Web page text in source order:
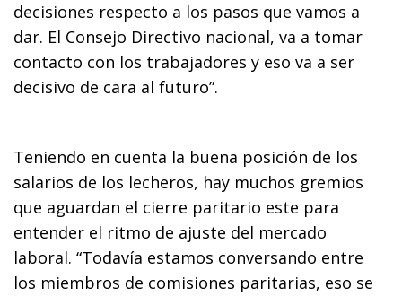
decisiones respecto a los pasos que vamos a
dar. El Consejo Directivo nacional, va a tomar
contacto con los trabajadores y eso va a ser
decisivo de cara al futuro”.
Teniendo en cuenta la buena posición de los
salarios de los lecheros, hay muchos gremios
que aguardan el cierre paritario este para
entender el ritmo de ajuste del mercado
laboral. “Todavía estamos conversando entre
los miembros de comisiones paritarias, eso se